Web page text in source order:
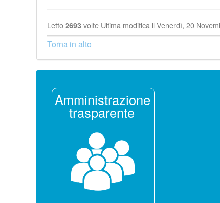
Letto 2693 volte Ultima modifica il Venerdì, 20
Torna in alto
Amministrazione
trasparente